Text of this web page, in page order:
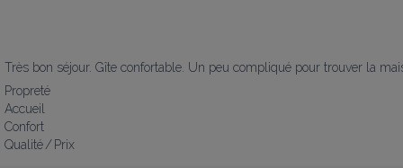
Très bon séjour. Gîte confortable. Un peu compliqué pour trouver la
Propreté
Accueil
Confort
Qualité / Prix